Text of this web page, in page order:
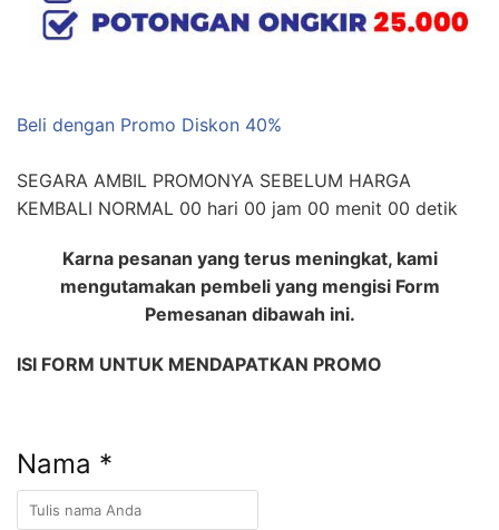
Beli dengan Promo Diskon 40%
SEGARA AMBIL PROMONYA SEBELUM HARGA
KEMBALI NORMAL 00 hari 00 jam 00 menit 00 detik
Karna pesanan yang terus meningkat, kami
mengutamakan pembeli yang mengisi Form
Pemesanan dibawah ini.
ISI FORM UNTUK MENDAPATKAN PROMO
Nama *